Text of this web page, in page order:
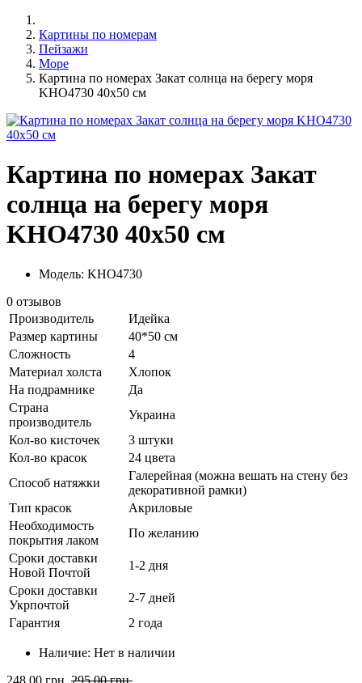
Картины по номерам
Пейзажи
Море
Картина по номерах Закат солнца на берегу моря
KHO4730 40x50 см
Картина по номерах Закат
солнца на берегу моря
KHO4730 40x50 см
Модель: KHO4730
0 отзывов
Производитель
Идейка
Размер картины
40*50 см
Сложность
4
Материал холста
Хлопок
На подрамнике
Да
Страна
производитель
Украина
Кол-во кисточек
3 штуки
Кол-во красок
24 цвета
Способ натяжки
Галерейная (можна вешать на стену без
декоративной рамки)
Тип красок
Акриловые
Необходимость
покрытия лаком
По желанию
Сроки доставки
Новой Почтой
1-2 дня
Сроки доставки
Укрпочтой
2-7 дней
Гарантия
2 года
Наличие: Нет в наличии
248.00 грн. 295.00 грн.